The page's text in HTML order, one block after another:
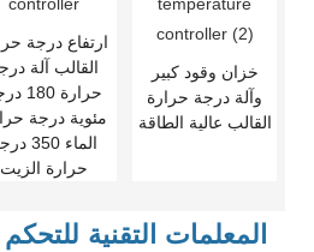
ارتفاع درجة
القالب آلة
حرارة
مئوية درجة
الماء 350
حرارة الزيت
خزان وقود كبير
وآلة درجة حرارة
القالب عالية الطاقة
المعلمات التقنية